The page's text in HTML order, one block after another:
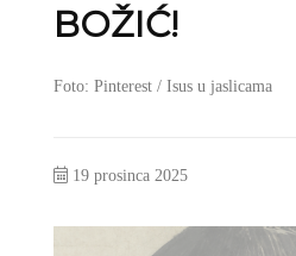
BOŽIĆ!
Foto: Pinterest / Isus u jaslicama
19 prosinca 2025